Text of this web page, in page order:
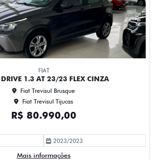
FIAT
1.3 AT 23/23 FLEX CINZA
Fiat Trevisul Brusque
Fiat Trevisul Tijucas
R$ 80.990,00
2023/2023
Mais informações